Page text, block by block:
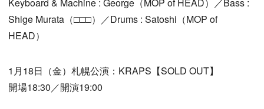
Shige Murata（□□□）／Drums : Satoshi（MOP of
HEAD）
1月18日（金）札幌公演：KRAPS【SOLD OUT】
開場18:30／開演19:00